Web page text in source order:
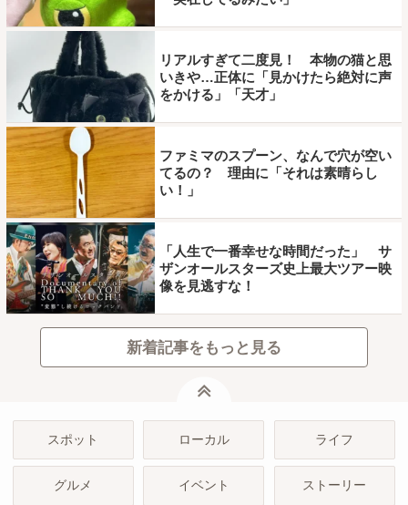
リアルすぎて二度見！ 本物の猫と思
いきや…正体に「見かけたら絶対に声
をかける」「天才」
ファミマのスプーン、なんで穴が空い
てるの？ 理由に「それは素晴らし
い！」
「人生で一番幸せな時間だった」 サ
ザンオールスターズ史上最大ツアー映
像を見逃すな！
新着記事をもっと見る
スポット ローカル ライフ
グルメ イベント ストーリー